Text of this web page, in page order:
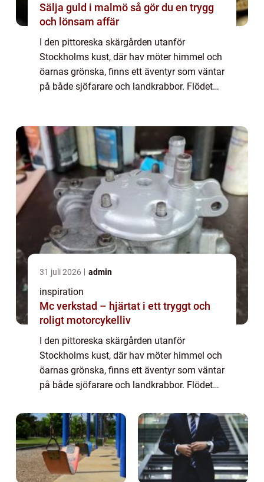
Sälja guld i malmö så gör du en trygg
och lönsam affär
I den pittoreska skärgården utanför
Stockholms kust, där hav möter himmel och
öarnas grönska, finns ett äventyr som väntar
på både sjöfarare och landkrabbor. Flödet
31 juli 2026 admin
inspiration
Mc verkstad – hjärtat i ett tryggt och
roligt motorcykelliv
I den pittoreska skärgården utanför
Stockholms kust, där hav möter himmel och
öarnas grönska, finns ett äventyr som väntar
på både sjöfarare och landkrabbor. Flödet